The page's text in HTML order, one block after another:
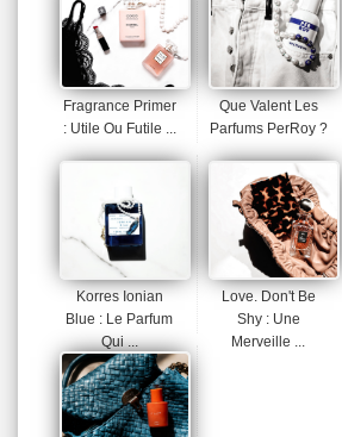
Fragrance Primer
: Utile Ou Futile ...
Que Valent Les
Parfums PerRoy ?
Korres Ionian
Blue : Le Parfum
Qui ...
Love. Don't Be
Shy : Une
Merveille ...